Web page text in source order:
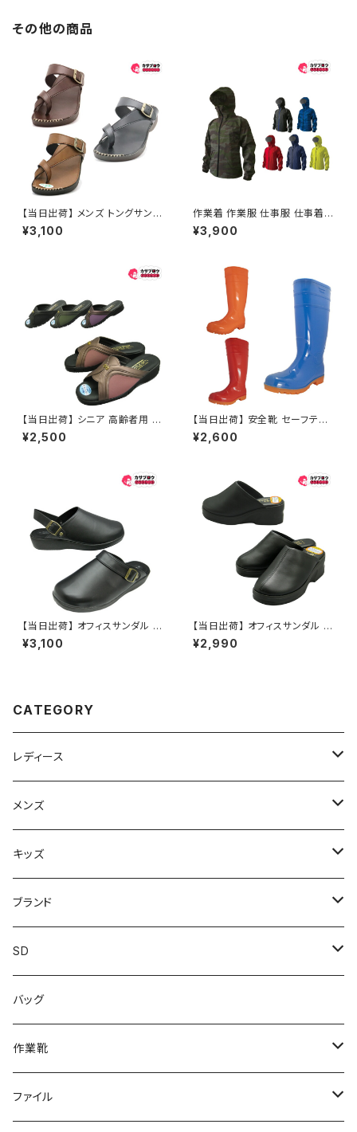
その他の商品
【当日出荷】 メンズ トングサンダ
ル ビーチサンダル polistas 24
356 日本製 おしゃれ おすすめ
¥3,100
作業着 作業服 仕事服 仕事着
ワークウェア カジメイク 防水ジ
ャケット 7570ストレッチシール
¥3,900
【当日出荷】 シニア 高齢者用 老
人 靴 レディースヘップ hi2110
レディース ヘップ サンダル つっ
¥2,500
【当日出荷】 安全靴 セーフティ
ーシューズ 先芯 FUJITE 富士
手袋工業 8894 鉄芯耐油セフ
¥2,600
【当日出荷】 オフィスサンダル メ
ンズ オフィスシューズ シューズ
クロッグ 暖か 発熱効果 ビジネ
¥3,100
【当日出荷】 オフィスサンダル レ
ディース オフィスシューズ ビジ
ネスサンダル ビジネススリッパ
¥2,990
CATEGORY
レディース
スニーカー
上履き/スリッパ
レインシューズ
カジュアル
サンダル/クロッグ
ブーツ
作業靴
フォーマル/ビジネス/通学靴
学生靴
メンズ
サンダル・スリッパ
メンズ\レインシューズ
スニーカー
上履き/スリッパ
カジュアル
スニーカー
レインシューズ
キッズ
スニーカー
レインシューズ
カジュアル
サンダル/クロッグ
フォーマル
アウトドア/トレッキング
ブランド
ブランド1
アディダス adidas
アシックス asics
ブランド3
ヨネックス YONEX
日進ゴム
アディダス
ブランド2
SD
エムディ企画
バッグ
作業靴
足袋
ファイル